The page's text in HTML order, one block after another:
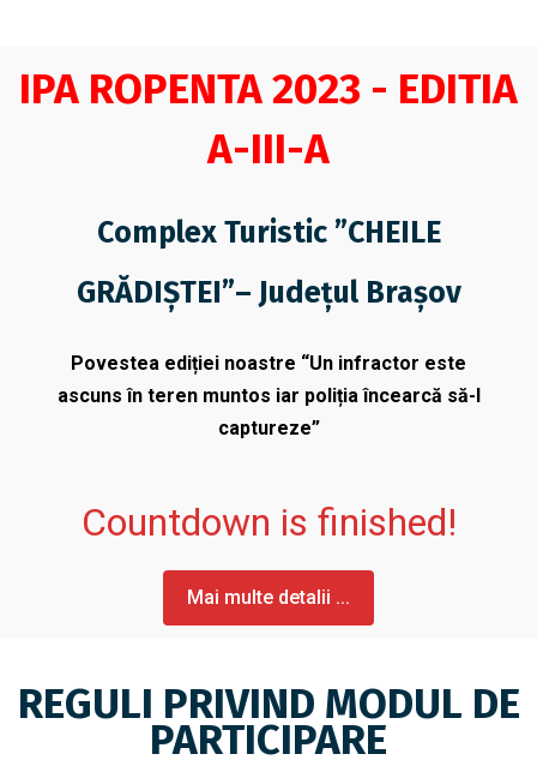
IPA ROPENTA 2023 - EDITIA
A-III-A
Complex Turistic ”CHEILE
GRĂDIȘTEI”– Județul Brașov
Povestea ediției noastre “Un infractor este
ascunsînteren muntos iar poliția încearcă să-l
captureze”
Countdown is finished!
Mai multe detalii ...
REGULI PRIVIND MODUL DE
PARTICIPARE